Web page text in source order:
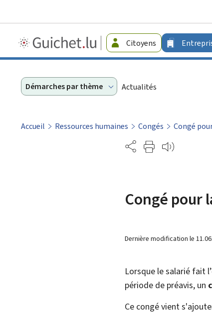
Guichet.lu
-
Citoyens
Démarches par thème Actualités
Accueil Ressources humaines Congés Congé
Partage
Congé pour
Dernière modification le
Lorsque le salarié fait
période de préavis, un
Ce congé vient